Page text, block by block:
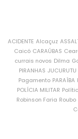
ACIDENTE Alcaçuz
Caicó CARAÚBAS
currais novos Dilma
PIRANHAS JUCURUTU
Pagamento PARAÍBA
POLÍCIA MILITAR
Robinson Faria Roubo